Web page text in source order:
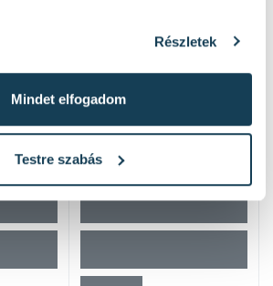
Részletek
Mindet elfogadom
Testre szabás